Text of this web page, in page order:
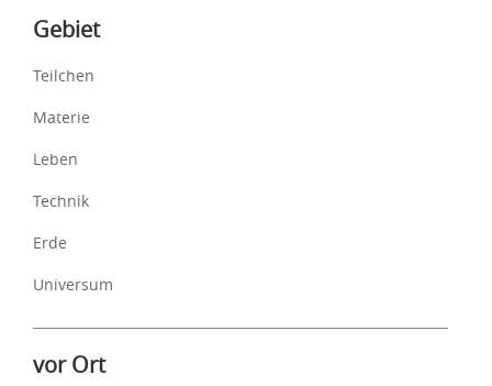
Inhalte
Gebiet
Teilchen
Materie
Leben
Technik
Erde
Universum
vor Ort